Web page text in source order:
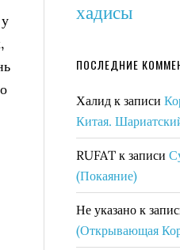
хадисы
ПОСЛЕДНИЕ
Халид к записи
Китая.
RUFAT к записи
(Покаяние)
Не указано к
(Открывающая